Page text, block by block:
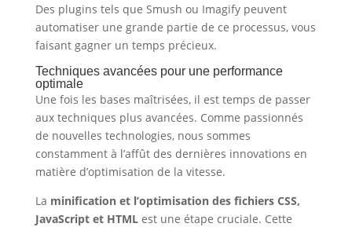
Des plugins tels que Smush ou Imagify peuvent
automatiser une grande partie de ce processus, vous
faisant gagner un temps précieux.
Techniques avancées pour une performance
optimale
Une fois les bases maîtrisées, il est temps de passer
aux techniques plus avancées. Comme passionnés
de nouvelles technologies, nous sommes
constamment à l’affût des dernières innovations en
matière d’optimisation de la vitesse.
La minification et l’optimisation des fichiers CSS,
JavaScript et HTMLest une étape cruciale. Cette